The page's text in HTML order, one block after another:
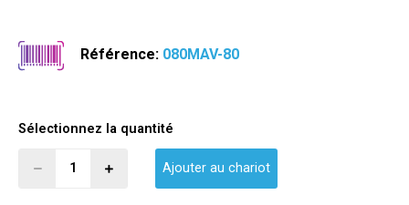
Référence: 080MAV-80
Sélectionnez la quantité
Ajouter au chariot